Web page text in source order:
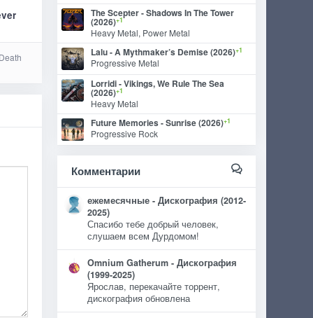
The Scepter - Shadows In The Tower
(2026)+1
Heavy Metal, Power Metal
Lalu - A Mythmaker’s Demise (2026)+1
Progressive Metal
Lorridi - Vikings, We Rule The Sea
(2026)+1
Heavy Metal
Future Memories - Sunrise (2026)+1
Progressive Rock
Комментарии
ежемесячные - Дискография (2012-
2025)
Спасибо тебе добрый человек,
слушаем всем Дурдомом!
Omnium Gatherum - Дискография
(1999-2025)
Ярослав, перекачайте торрент,
дискография обновлена